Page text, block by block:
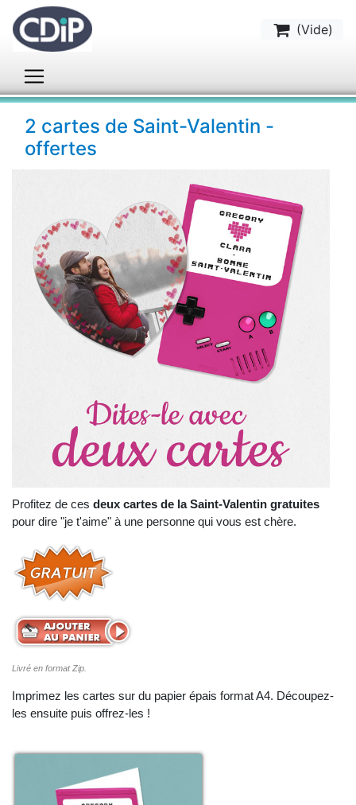
(Vide)
2 cartes de Saint-Valentin -
offertes
Profitez de ces deux cartes de la Saint-Valentin gratuites
pour dire "je t'aime" à une personne qui vous est chère.
Livré en format Zip.
Imprimez les cartes sur du papier épais format A4. Découpez-
les ensuite puis offrez-les !